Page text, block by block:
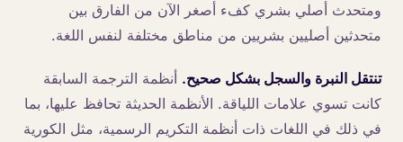
ومتحدث أصلي بشري كفء أصغر الآن من الفارق بين
متحدثين أصليين بشريين من مناطق مختلفة لنفس اللغة.
تنتقل النبرة والسجل بشكل صحيح. أنظمة الترجمة السابقة
كانت تسوي علامات اللياقة. الأنظمة الحديثة تحافظ عليها، بما
في ذلك في اللغات ذات أنظمة التكريم الرسمية، مثل الكورية